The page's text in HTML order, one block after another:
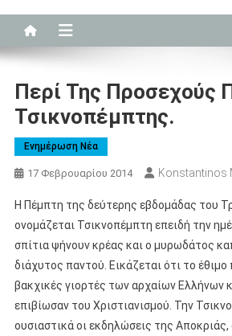
Περί Της Προσεχούς
Τσικνοπέμπτης.
Eνημέρωση Nέα
17 Φεβρουαρίου 2014 Konstantinos
Η Πέμπτη της δεύτερης εβδομάδας του
ονομάζεται Τσικνοπέμπτη επειδή την
σπίτια ψήνουν κρέας και ο μυρωδάτος
διάχυτος παντού. Εικάζεται ότι το
βακχικές γιορτές των αρχαίων Ελλήνων
επιβίωσαν του Χριστιανισμού. Την
ουσιαστικά οι εκδηλώσεις της Αποκριάς,